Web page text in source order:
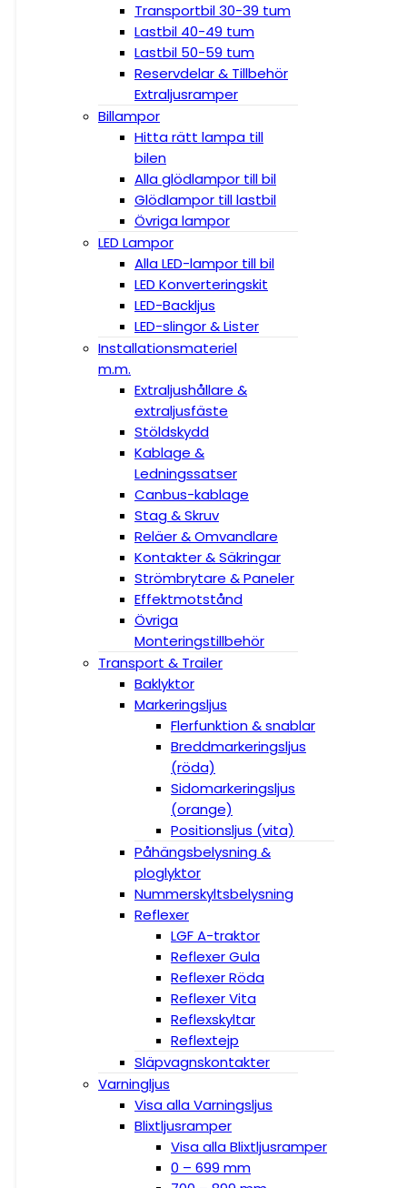
Transportbil 30-39 tum
Lastbil 40-49 tum
Lastbil 50-59 tum
Reservdelar & Tillbehör
Extraljusramper
Billampor
Hitta rätt lampa till
bilen
Alla glödlampor till bil
Glödlampor till lastbil
Övriga lampor
LED Lampor
Alla LED-lampor till bil
LED Konverteringskit
LED-Backljus
LED-slingor & Lister
Installationsmateriel
m.m.
Extraljushållare &
extraljusfäste
Stöldskydd
Kablage &
Ledningssatser
Canbus-kablage
Stag & Skruv
Reläer & Omvandlare
Kontakter & Säkringar
Strömbrytare & Paneler
Effektmotstånd
Övriga
Monteringstillbehör
Transport & Trailer
Baklyktor
Markeringsljus
Flerfunktion & snablar
Breddmarkeringsljus
(röda)
Sidomarkeringsljus
(orange)
Positionsljus (vita)
Påhängsbelysning &
ploglyktor
Nummerskyltsbelysning
Reflexer
LGF A-traktor
Reflexer Gula
Reflexer Röda
Reflexer Vita
Reflexskyltar
Reflextejp
Släpvagnskontakter
Varningljus
Visa alla Varningsljus
Blixtljusramper
Visa alla Blixtljusramper
0 – 699 mm